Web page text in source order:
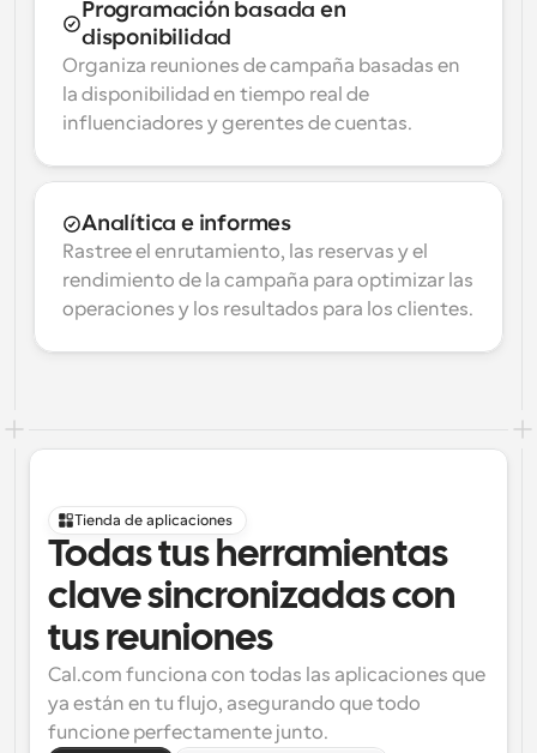
Programación basada en
disponibilidad
Organiza reuniones de campaña basadas en
la disponibilidad en tiempo real de
influenciadores y gerentes de cuentas.
Analítica e informes
Rastree el enrutamiento, las reservas y el
rendimiento de la campaña para optimizar las
operaciones y los resultados para los clientes.
Tienda de aplicaciones
Todas tus herramientas
clave sincronizadas con
tus reuniones
Cal.com funciona con todas las aplicaciones que
ya están en tu flujo, asegurando que todo
funcione perfectamente junto.